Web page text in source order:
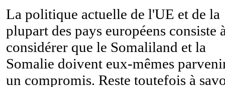
La politique actuelle de l'UE et de la
plupart des pays européens consiste
considérer que le Somaliland et la
Somalie doivent eux-mêmes
un compromis. Reste toutefois à